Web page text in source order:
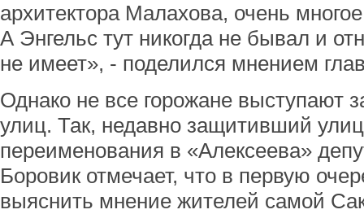
архитектора Малахова, очень
А Энгельс тут никогда не бывал и
не имеет», - поделился мнением
Однако не все горожане выступают
улиц. Так, недавно защитивший
переименования в «Алексеева»
Боровик отмечает, что в первую
выяснить мнение жителей самой